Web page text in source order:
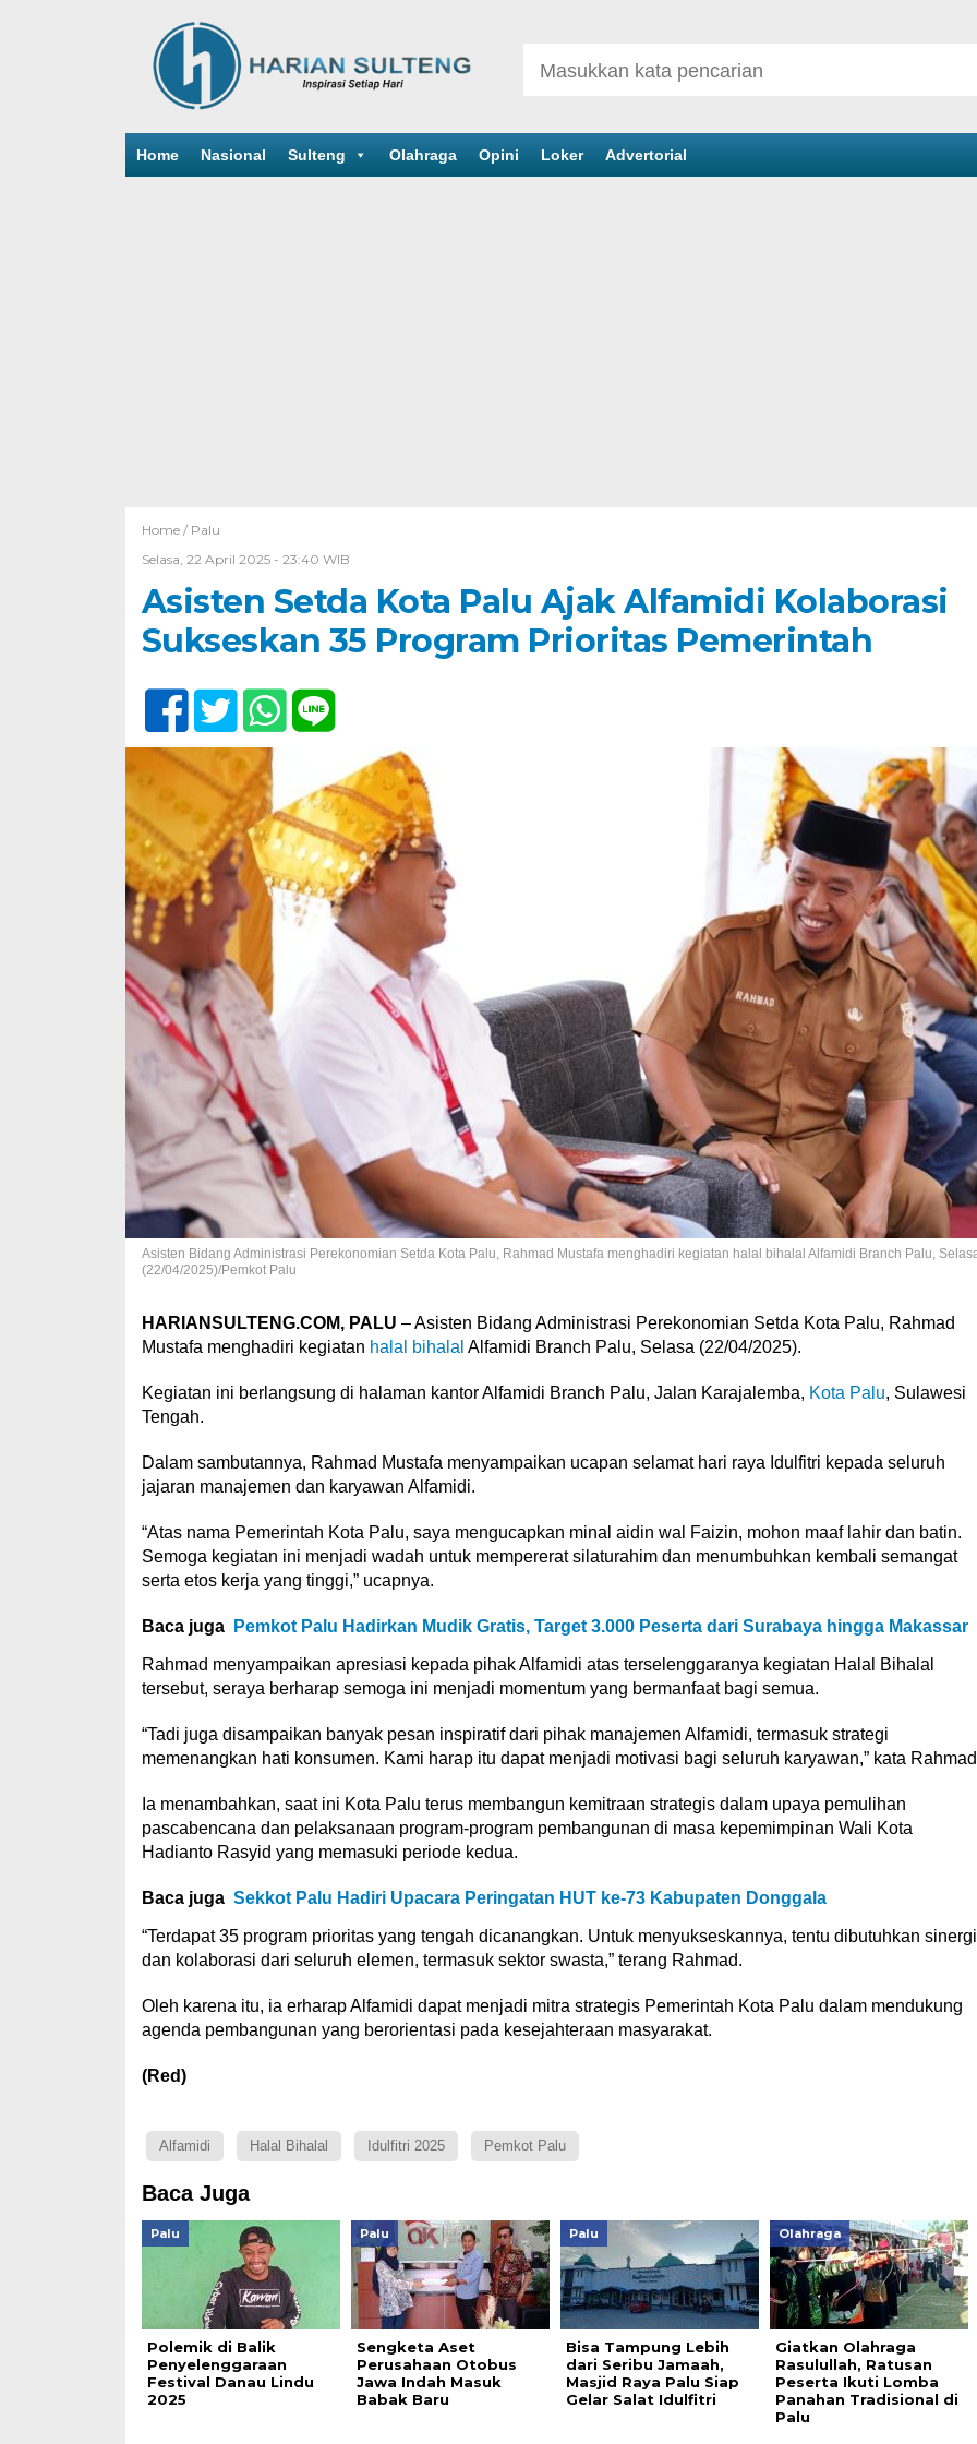
Home Nasional Sulteng Olahraga Opini Loker Advertorial
Home / Palu
Selasa, 22 April 2025 - 23:40 WIB
Asisten Setda Kota Palu Ajak Alfamidi Kolaborasi
Sukseskan 35 Program Prioritas Pemerintah
Asisten Bidang Administrasi Perekonomian Setda Kota Palu, Rahmad Mustafa menghadiri kegiatan halal bihalal Alfamidi Branch Palu,
(22/04/2025)/Pemkot Palu
HARIANSULTENG.COM, PALU – Asisten Bidang Administrasi Perekonomian Setda Kota Palu, Rahmad
Mustafa menghadiri kegiatan halal bihalal Alfamidi Branch Palu, Selasa (22/04/2025).
Kegiatan ini berlangsung di halaman kantor Alfamidi Branch Palu, Jalan Karajalemba, Kota Palu, Sulawesi
Tengah.
Dalam sambutannya, Rahmad Mustafa menyampaikan ucapan selamat hari raya Idulfitri kepada seluruh
jajaran manajemen dan karyawan Alfamidi.
“Atas nama Pemerintah Kota Palu, saya mengucapkan minal aidin wal Faizin, mohon maaf lahir dan batin.
Semoga kegiatan ini menjadi wadah untuk mempererat silaturahim dan menumbuhkan kembali semangat
serta etos kerja yang tinggi,” ucapnya.
Baca juga Pemkot Palu Hadirkan Mudik Gratis, Target 3.000 Peserta dari Surabaya hingga Makassar
Rahmad menyampaikan apresiasi kepada pihak Alfamidi atas terselenggaranya kegiatan Halal Bihalal
tersebut, seraya berharap semoga ini menjadi momentum yang bermanfaat bagi semua.
“Tadi juga disampaikan banyak pesan inspiratif dari pihak manajemen Alfamidi, termasuk strategi
memenangkan hati konsumen. Kami harap itu dapat menjadi motivasi bagi seluruh karyawan,” kata
Ia menambahkan, saat ini Kota Palu terus membangun kemitraan strategis dalam upaya pemulihan
pascabencana dan pelaksanaan program-program pembangunan di masa kepemimpinan Wali Kota
Hadianto Rasyid yang memasuki periode kedua.
Baca juga Sekkot Palu Hadiri Upacara Peringatan HUT ke-73 Kabupaten Donggala
“Terdapat 35 program prioritas yang tengah dicanangkan. Untuk menyukseskannya, tentu dibutuhkan sinergi
dan kolaborasi dari seluruh elemen, termasuk sektor swasta,” terang Rahmad.
Oleh karena itu, ia erharap Alfamidi dapat menjadi mitra strategis Pemerintah Kota Palu dalam mendukung
agenda pembangunan yang berorientasi pada kesejahteraan masyarakat.
(Red)
Alfamidi Halal Bihalal Idulfitri 2025 Pemkot Palu
Baca Juga
Palu
Polemik di Balik
Penyelenggaraan
Festival Danau Lindu
2025
Palu
Sengketa Aset
Perusahaan Otobus
Jawa Indah Masuk
Babak Baru
Palu
Bisa Tampung Lebih
dari Seribu Jamaah,
Masjid Raya Palu Siap
Gelar Salat Idulfitri
Olahraga
Giatkan Olahraga
Rasulullah, Ratusan
Peserta Ikuti Lomba
Panahan Tradisional di
Palu